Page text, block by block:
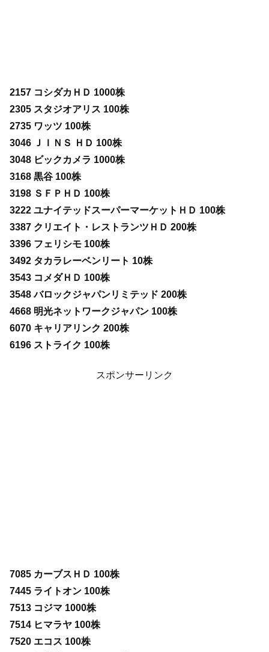
2157 コシダカＨＤ 1000株
2305 スタジオアリス 100株
2735 ワッツ 100株
3046 ＪＩＮＳ ＨＤ 100株
3048 ビックカメラ 1000株
3168 黒谷 100株
3198 ＳＦＰＨＤ 100株
3222 ユナイテッドスーパーマーケットＨＤ 100株
3387 クリエイト・レストランツＨＤ 200株
3396 フェリシモ 100株
3492 タカラレーベンリート 10株
3543 コメダＨＤ 100株
3548 バロックジャパンリミテッド 200株
4668 明光ネットワークジャパン 100株
6070 キャリアリンク 200株
6196 ストライク 100株
スポンサーリンク
7085 カーブスＨＤ 100株
7445 ライトオン 100株
7513 コジマ 1000株
7514 ヒマラヤ 100株
7520 エコス 100株